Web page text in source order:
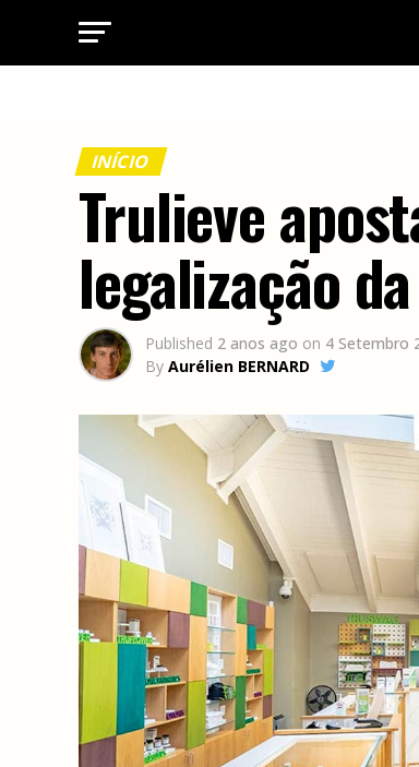
INÍCIO
Trulieve
legalização
Published 2 anos ago on 4 Setembro
By Aurélien BERNARD